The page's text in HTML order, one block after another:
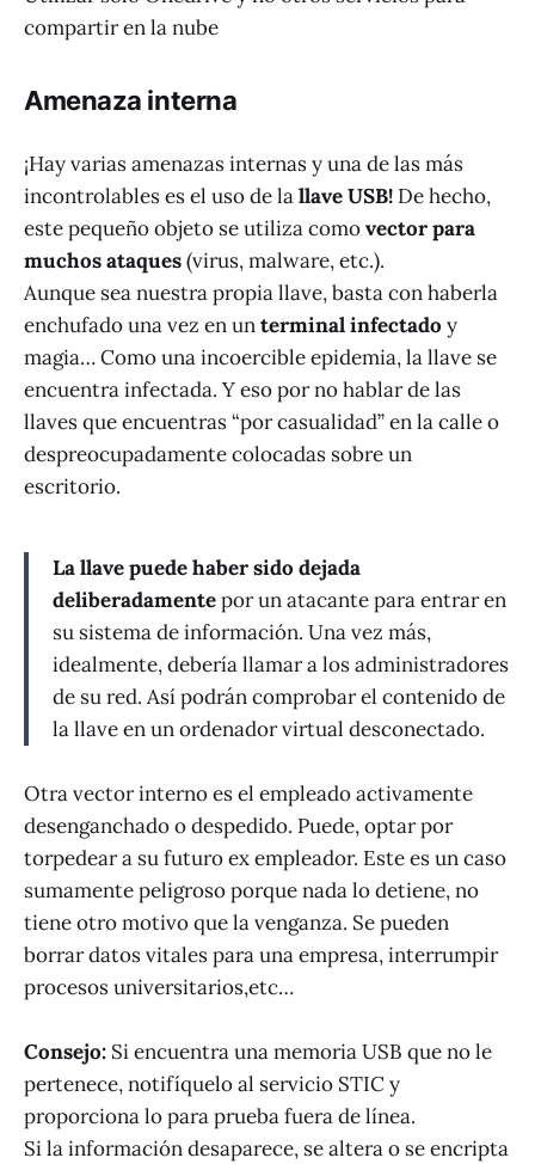
compartir en la nube
Amenaza interna
¡Hay varias amenazas internas y una de las más
incontrolables es el uso de lallave USB! De hecho,
este pequeño objeto se utiliza comovector para
muchos ataques(virus, malware, etc.).
Aunque sea nuestra propia llave, basta con haberla
enchufado una vez en unterminal infectado y
magia… Como una incoercible epidemia, la llave se
encuentra infectada. Y eso por no hablar de las
llaves que encuentras “por casualidad” en la calle o
despreocupadamente colocadas sobre un
escritorio.
La llave puede haber sido dejada
deliberadamentepor un atacante para entrar en
su sistema de información. Una vez más,
idealmente, debería llamar a los administradores
de su red. Así podrán comprobar el contenido de
la llave en un ordenador virtual desconectado.
Otra vector interno es el empleado activamente
desenganchado o despedido. Puede, optar por
torpedear a su futuro ex empleador. Este es un caso
sumamente peligroso porque nada lo detiene, no
tiene otro motivo que la venganza. Se pueden
borrar datos vitales para una empresa, interrumpir
procesos universitarios,etc…
Consejo: Si encuentra una memoria USB que no le
pertenece, notifíquelo al servicio STIC y
proporciona lo para prueba fuera de línea.
Si la información desaparece, se altera o se encripta